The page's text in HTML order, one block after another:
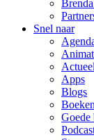
Snel naar
Actueel
Apps
Blogs
Boeken
Goede